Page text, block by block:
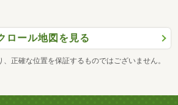
ロール地図を見る
正確な位置を保証するものではございません。